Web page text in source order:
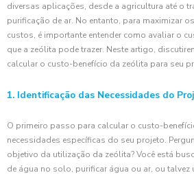
diversas aplicações, desde a agricultura até o
purificação de ar. No entanto, para maximizar
custos, é importante entender como avaliar o
que a zeólita pode trazer. Neste artigo,
calcular o custo-benefício da zeólita para seu
1. Identificação das Necessidades do
O primeiro passo para calcular o custo-
necessidades específicas do seu projeto.
objetivo da utilização da zeólita? Você está
de água no solo, purificar água ou ar, ou talvez